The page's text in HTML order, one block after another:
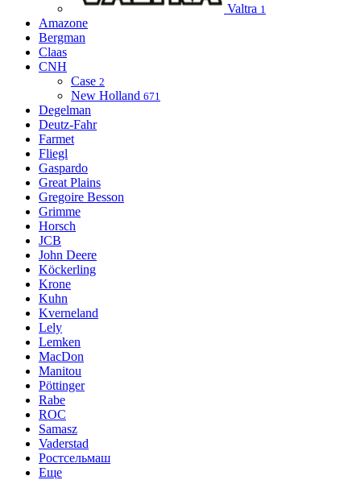
Valtra 1
Amazone
Bergman
Claas
CNH
Case 2
New Holland 671
Degelman
Deutz-Fahr
Farmet
Fliegl
Gaspardo
Great Plains
Gregoire Besson
Grimme
Horsch
JCB
John Deere
Köckerling
Krone
Kuhn
Kverneland
Lely
Lemken
MacDon
Manitou
Pöttinger
Rabe
ROC
Samasz
Vaderstad
Ростсельмаш
Еще